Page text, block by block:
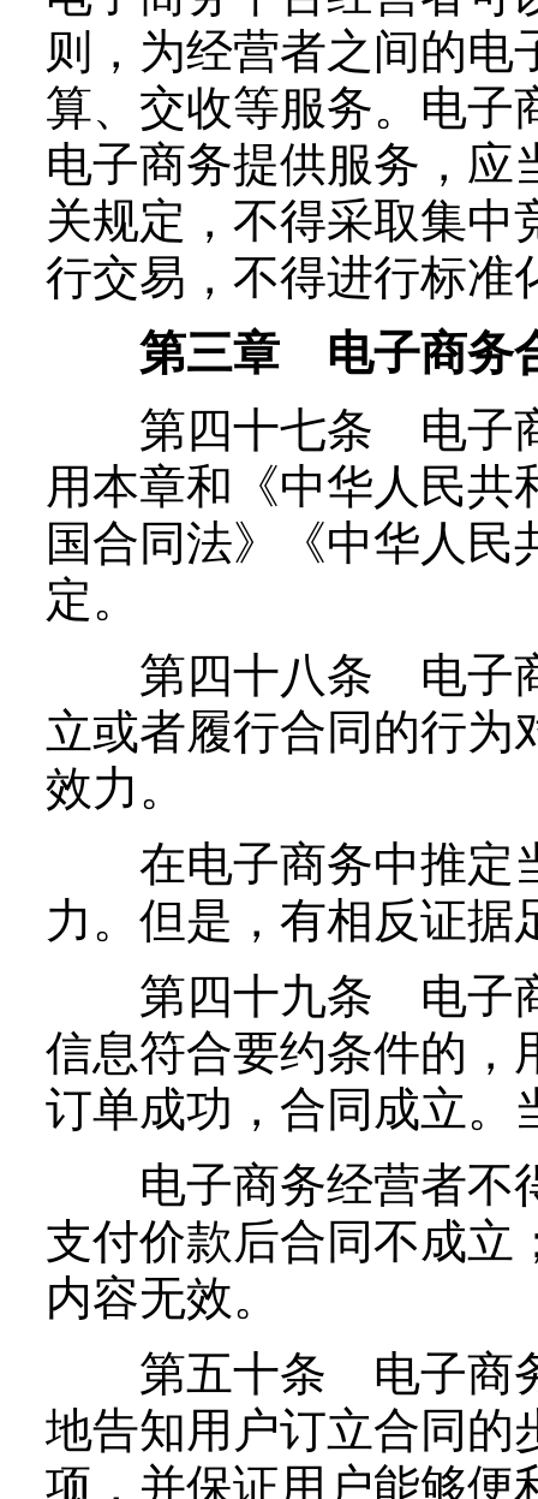
则，为经营者之间的电
算、交收等服务。电子
电子商务提供服务，应
关规定，不得采取集中
行交易，不得进行标准
第三章 电子商务合
第四十七条 电子商
用本章和《中华人民共
国合同法》《中华人
定。
第四十八条 电子商
立或者履行合同的行为
效力。
在电子商务中推定
力。但是，有相反证据
第四十九条 电子商
信息符合要约条件的，
订单成功，合同成立。
电子商务经营者不
支付价款后合同不成立
内容无效。
第五十条 电子商务
地告知用户订立合同的
项，并保证用户能够便